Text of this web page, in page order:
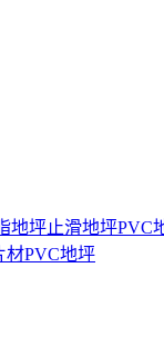
地坪止滑地坪PVC
材PVC地坪